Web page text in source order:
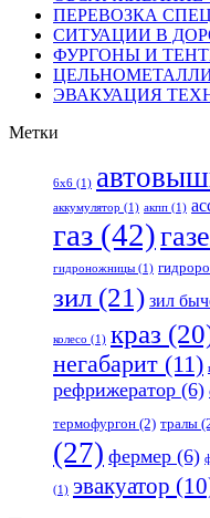
ПЕРЕВОЗКА
СИТУАЦИИ В
ФУРГОНЫ И
ЭВАКУАЦИЯ
Метки
6x6 (1)
аккумулятор (1) акпп (1)
газ (42)
гидроножницы (1)
зил (21) зил
колесо (1) краз
негабарит (11)
рефрижератор (6)
термофургон (2) тралы
(27) фермер (6)
(1) эвакуатор